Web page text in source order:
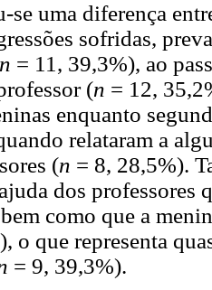
uma diferença
sofridas,
n = 11, 39,3%), ao
(n = 12,
enquanto
relataram a
(n = 8, 28,5%).
dos professores
como que a
o que representa
= 9, 39,3%).